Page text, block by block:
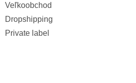
Veľkoobchod
Dropshipping
Private label